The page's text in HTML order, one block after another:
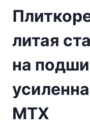
литая
на
MTX